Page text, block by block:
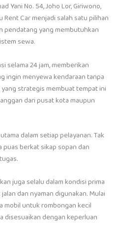
Yani No. 54, Joho Lor, Giriwono,
Rent Car menjadi salah satu pilihan
pendatang yang membutuhkan
sewa.
selama 24 jam, memberikan
ingin menyewa kendaraan tanpa
strategis membuat tempat ini
dari pusat kota maupun
dalam setiap pelayanan. Tak
berkat sikap sopan dan
juga selalu dalam kondisi prima
dan nyaman digunakan. Mulai
mobil untuk rombongan kecil
disesuaikan dengan keperluan